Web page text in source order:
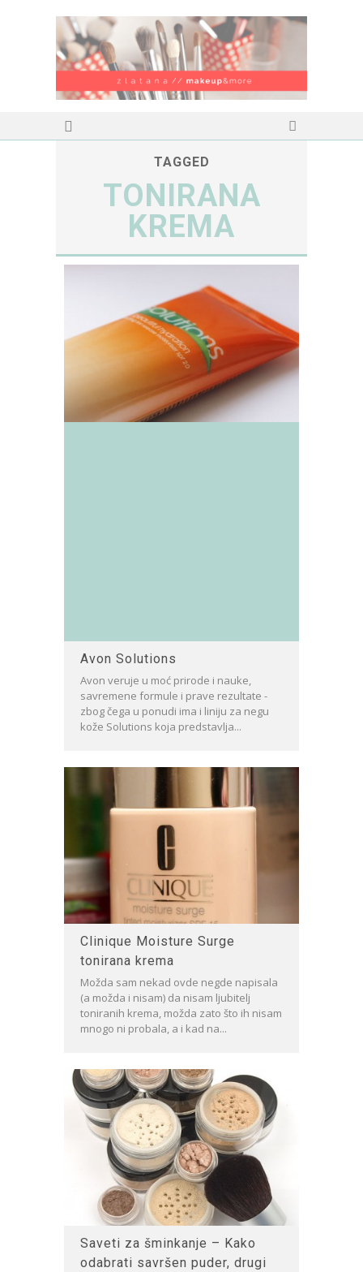
TAGGED
TONIRANA
KREMA
Avon Solutions
Avon veruje u moć prirode i nauke,
savremene formule i prave rezultate -
zbog čega u ponudi ima i liniju za negu
kože Solutions koja predstavlja...
Clinique Moisture Surge
tonirana krema
Možda sam nekad ovde negde napisala
(a možda i nisam) da nisam ljubitelj
toniranih krema, možda zato što ih nisam
mnogo ni probala, a i kad na...
Saveti za šminkanje – Kako
odabrati savršen puder, drugi